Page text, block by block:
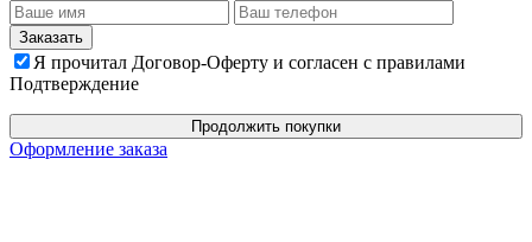
Я прочитал Договор-Оферту и согласен с правилами
Подтверждение
Продолжить покупки
Оформление заказа